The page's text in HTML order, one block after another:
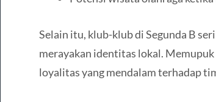
Selain itu, klub-klub di Segunda B
merayakan identitas lokal.
loyalitas yang mendalam terhadap